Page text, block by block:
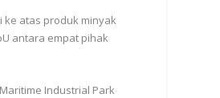
ke atas produk minyak
antara empat pihak
Industrial Park